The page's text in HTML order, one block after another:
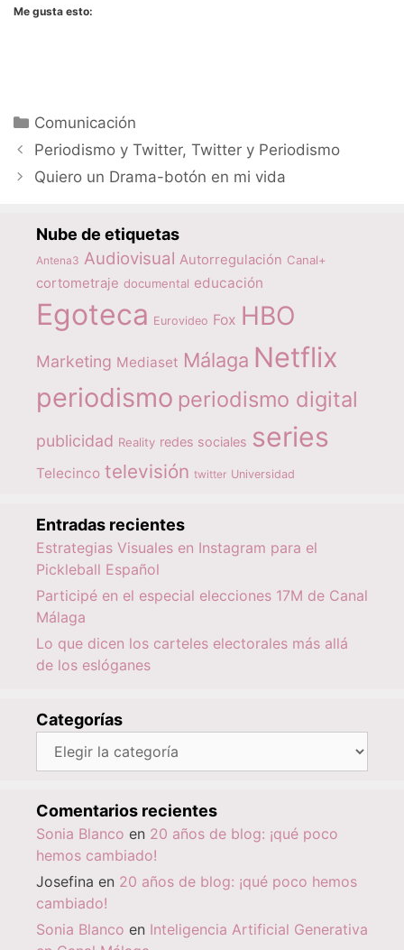
Me gusta esto:
Categorías
Comunicación
Periodismo y Twitter, Twitter y Periodismo
Quiero un Drama-botón en mi vida
Nube de etiquetas
Antena3 Audiovisual Autorregulación Canal+
cortometraje documental educación
Egoteca Eurovideo Fox HBO
Marketing Mediaset Málaga Netflix
periodismo periodismo digital
publicidad Reality redes sociales series
Telecinco televisión twitter Universidad
Entradas recientes
Estrategias Visuales en Instagram para el
Pickleball Español
Participé en el especial elecciones 17M de Canal
Málaga
Lo que dicen los carteles electorales más allá
de los eslóganes
Categorías
Categorías
Comentarios recientes
Sonia Blanco en 20 años de blog: ¡qué poco
hemos cambiado!
Josefina en 20 años de blog: ¡qué poco hemos
cambiado!
Sonia Blanco en Inteligencia Artificial Generativa